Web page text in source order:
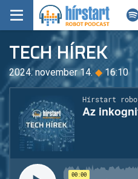
KEZDŐLAP
FRISS HÍREK
TECH HÍREK
FILM-ZENE-SZÓRAKOZÁS
PLAYLIST
TECH HÍREK
2024. november 14.◆ 16:10